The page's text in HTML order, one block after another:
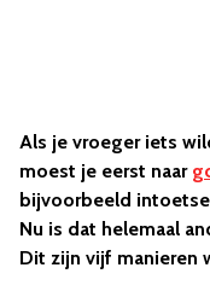
Als je vroeger iets
moest je eerst naar
bijvoorbeeld
Nu is dat helemaal
Dit zijn vijf manieren